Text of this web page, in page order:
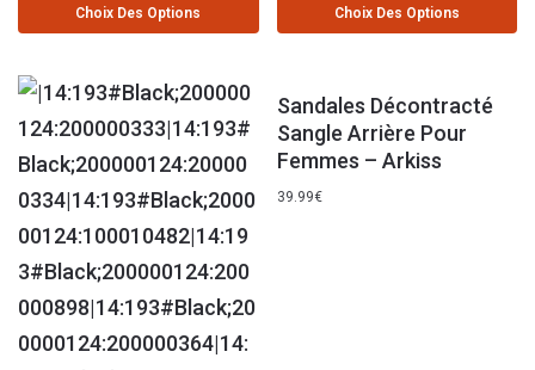
Choix Des Options Choix Des Options
Sandales Décontracté
Sangle Arrière Pour
Femmes – Arkiss
39.99€